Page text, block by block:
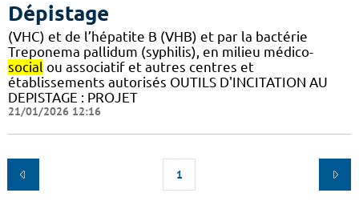
Dépistage
(VHC) et de l’hépatite B (VHB) et par la bactérie
Treponema pallidum (syphilis), en milieu médico-
social ou associatif et autres centres et
établissements autorisés OUTILS D'INCITATION AU
DEPISTAGE : PROJET
21/01/2026 12:16
1